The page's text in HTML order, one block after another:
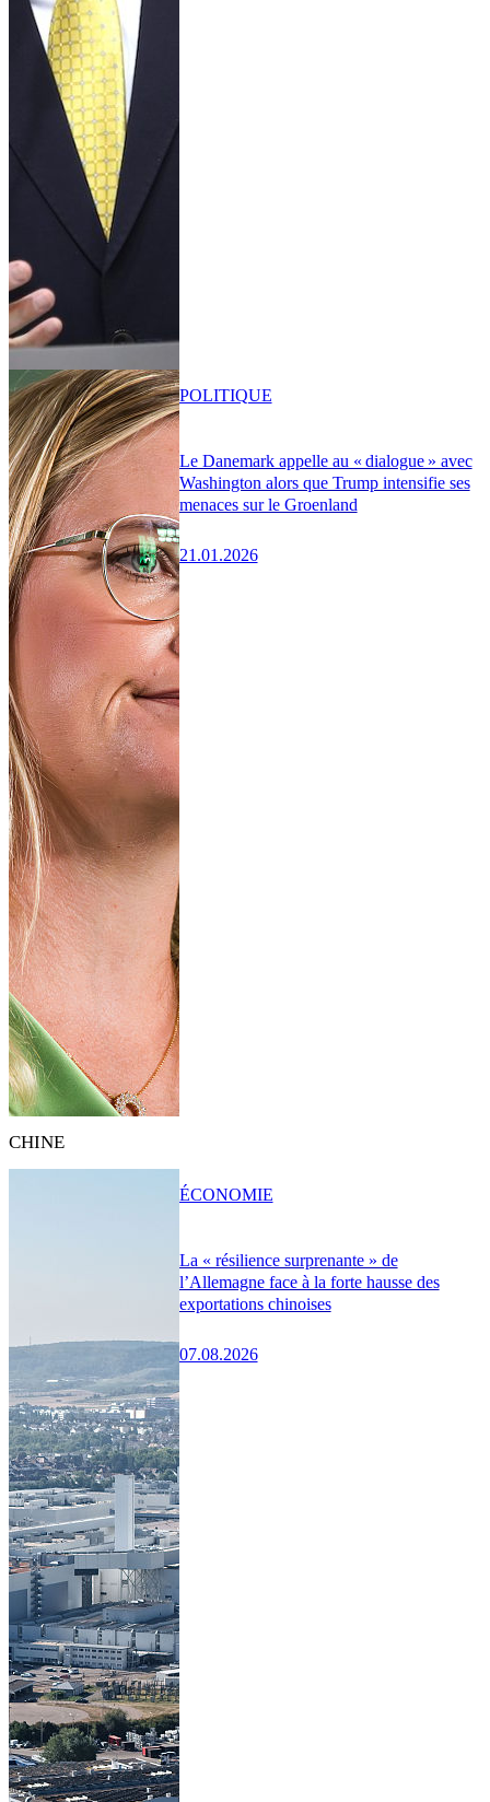
Le Danemark appelle au « dialogue » avec
Washington alors que Trump intensifie ses
menaces sur le Groenland
21.01.2026
POLITIQUE
CHINE
La « résilience surprenante » de
l’Allemagne face à la forte hausse des
exportations chinoises
07.08.2026
ÉCONOMIE